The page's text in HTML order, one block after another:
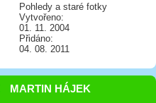
Pohledy a staré fotky
Vytvořeno:
01. 11. 2004
Přidáno:
04. 08. 2011
MARTIN HÁJEK